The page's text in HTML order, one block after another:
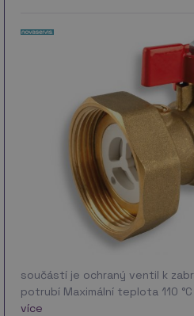
součástí je ochraný ventil k
potrubí Maximální teplota 110
více